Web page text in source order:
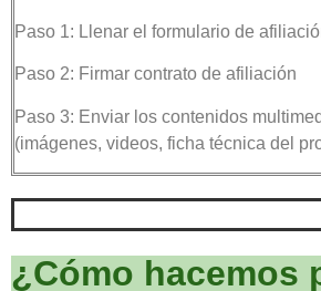
Paso 1: Llenar el formulario de
Paso 2: Firmar contrato de afiliación
Paso 3: Enviar los contenidos
(imágenes, videos, ficha técnica del
¿Cómo hacemos